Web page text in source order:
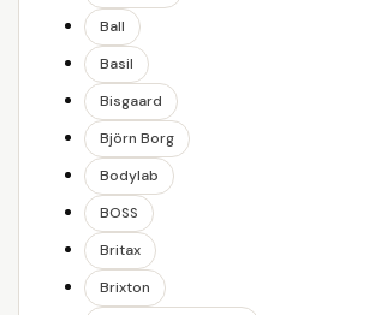
Ball
Basil
Bisgaard
Björn Borg
Bodylab
BOSS
Britax
Brixton